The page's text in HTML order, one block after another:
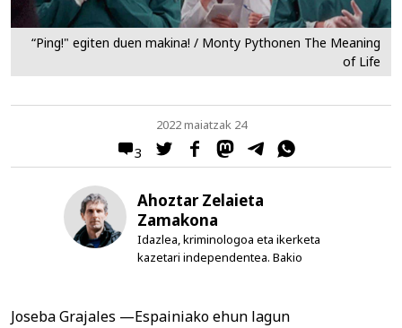
“Ping!" egiten duen makina! / Monty Pythonen The Meaning
of Life
3
2022 maiatzak 24
Ahoztar Zelaieta
Zamakona
Idazlea, kriminologoa eta ikerketa
kazetari independentea. Bakio
Joseba Grajales —Espainiako ehun lagun